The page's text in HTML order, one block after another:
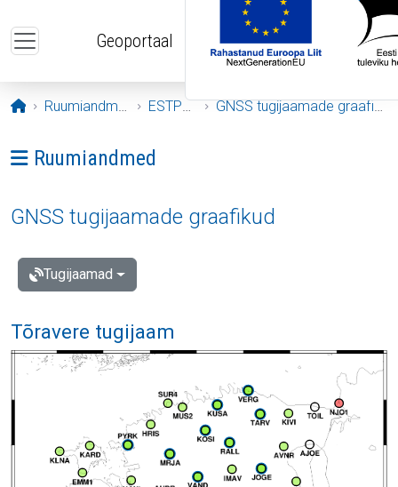
Geoportaal
Avaleht
Ruumiandmed ESTPOS GNSS tugijaamade graafikud
Ava menüü: Ruumiandmed
Ruumiandmed
GNSS tugijaamade graafikud
Tugijaamad
Tõravere tugijaam